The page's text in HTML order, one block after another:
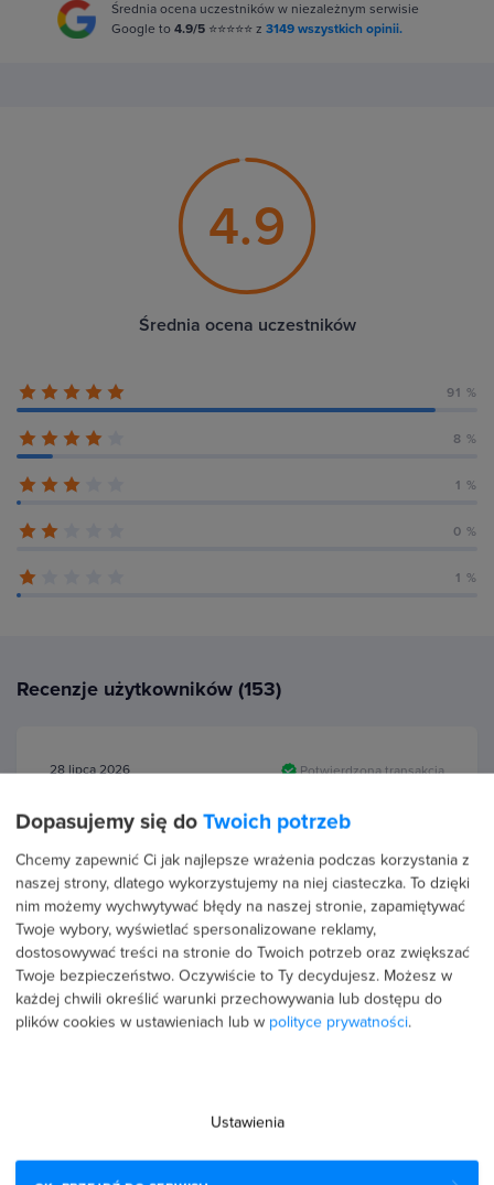
Średnia ocena uczestników w niezależnym serwisie
Google to 4.9/5 ⭐⭐⭐⭐⭐ z 3149 wszystkich opinii.
4.9
Średnia ocena uczestników
91 %
8 %
1 %
0 %
1 %
Recenzje użytkowników (153)
28 lipca 2026 Potwierdzona transakcja
Bernard Siczek
5.0
Kurs Adobe Premiere Pro CC – kurs montażu od podstaw
okazał się świetną inwestycją w rozwój moich
umiejętności. Mimo że wcześniej miałem już styczność z
montażem, kurs…Czytaj więcej
Dawid Mielnik
Dopasujemy się do Twoich potrzeb
Chcemy zapewnić Ci jak najlepsze wrażenia podczas korzystania z
naszej strony, dlatego wykorzystujemy na niej ciasteczka. To dzięki
nim możemy wychwytywać błędy na naszej stronie, zapamiętywać
Twoje wybory, wyświetlać spersonalizowane reklamy,
dostosowywać treści na stronie do Twoich potrzeb oraz zwiększać
Twoje bezpieczeństwo. Oczywiście to Ty decydujesz. Możesz w
każdej chwili określić warunki przechowywania lub dostępu do
plików cookies w ustawieniach lub w polityce prywatności.
Ustawienia